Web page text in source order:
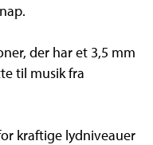
der har et 3,5 mm
til musik fra
kraftige lydniveauer